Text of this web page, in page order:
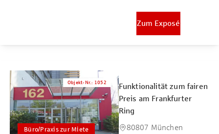
Zum Exposé
Büro/Praxis zur Miete
Objekt-Nr.: 1052
Funktionalität zum fairen
Preis am Frankfurter
Ring
80807 München